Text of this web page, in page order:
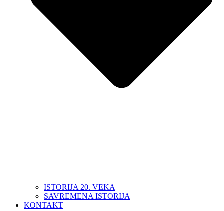
ISTORIJA 20. VEKA
SAVREMENA ISTORIJA
KONTAKT